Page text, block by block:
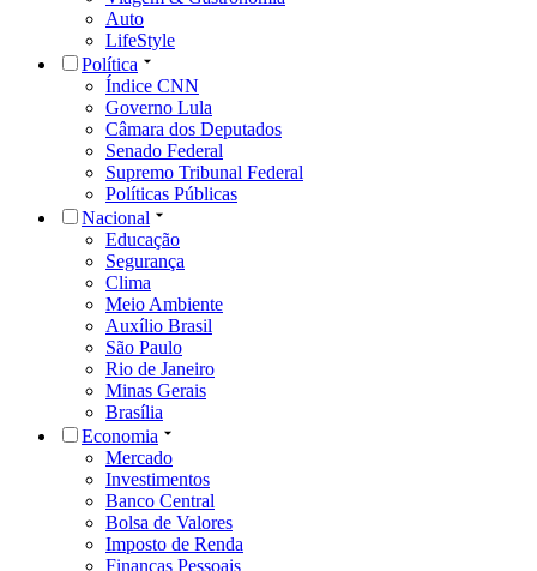
Auto
LifeStyle
Política
Índice CNN
Governo Lula
Câmara dos Deputados
Senado Federal
Supremo Tribunal Federal
Políticas Públicas
Nacional
Educação
Segurança
Clima
Meio Ambiente
Auxílio Brasil
São Paulo
Rio de Janeiro
Minas Gerais
Brasília
Economia
Mercado
Investimentos
Banco Central
Bolsa de Valores
Imposto de Renda
Finanças Pessoais